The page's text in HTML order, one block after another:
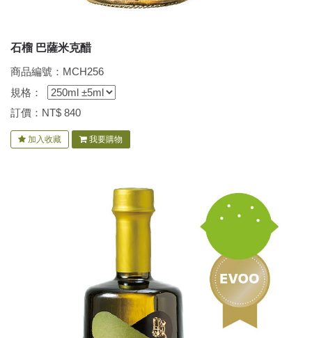
石榴 巴薩米克醋
商品編號：MCH256
規格：
訂價：NT$ 840
加入收藏 我要購物